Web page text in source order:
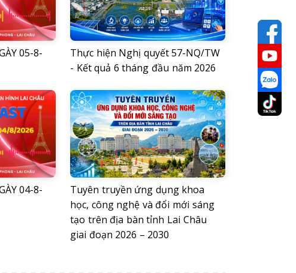
05-8-
Thực hiện Nghị quyết 57-NQ/TW
- Kết quả 6 tháng đầu năm 2026
04-8-
Tuyên truyền ứng dụng khoa
học, công nghệ và đổi mới sáng
tạo trên địa bàn tỉnh Lai Châu
giai đoạn 2026 – 2030